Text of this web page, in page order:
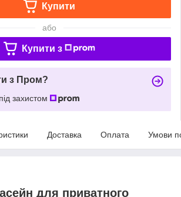
Купити
або
Купити з
з Пром?
захистом
Доставка Оплата Умови
для приватного